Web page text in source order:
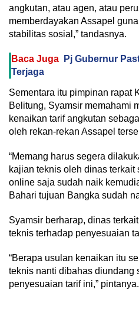
angkutan, atau agen, atau
memberdayakan Assapel
stabilitas sosial,” tandasnya.
Baca Juga
Pj Gubernur
Terjaga
Sementara itu pimpinan rapat
Belitung, Syamsir memahami
kenaikan tarif angkutan
oleh rekan-rekan Assapel
“Memang harus segera
kajian teknis oleh dinas
online saja sudah naik
Bahari tujuan Bangka sudah
Syamsir berharap, dinas
teknis terhadap penyesuaian
“Berapa usulan kenaikan itu
teknis nanti dibahas diundang
penyesuaian tarif ini,” pintanya.